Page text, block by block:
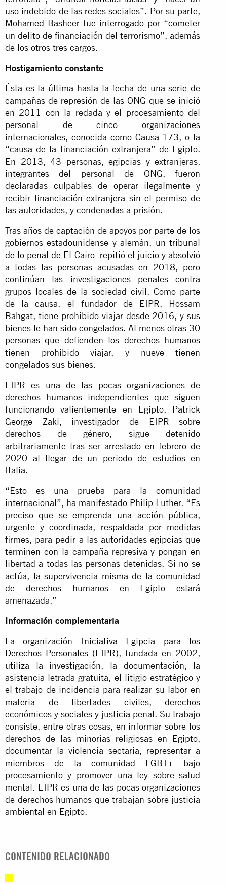
uso indebido de las redes sociales”. Por su parte,
Mohamed Basheer fue interrogado por “cometer
un delito de financiación del terrorismo”, además
de los otros tres cargos.
Hostigamiento constante
Ésta es la última hasta la fecha de una serie de
campañas de represión de las ONG que se inició
en 2011 con la redada y el procesamiento del
personal de cinco organizaciones
internacionales, conocida como Causa 173, o la
“causa de la financiación extranjera” de Egipto.
En 2013, 43 personas, egipcias y extranjeras,
integrantes del personal de ONG, fueron
declaradas culpables de operar ilegalmente y
recibir financiación extranjera sin el permiso de
las autoridades, y condenadas a prisión.
Tras años de captación de apoyos por parte de los
gobiernos estadounidense y alemán, un tribunal
de lo penal de El Cairo repitió el juicio y absolvió
a todas las personas acusadas en 2018, pero
continúan las investigaciones penales contra
grupos locales de la sociedad civil. Como parte
de la causa, el fundador de EIPR, Hossam
Bahgat, tiene prohibido viajar desde 2016, y sus
bienes le han sido congelados. Al menos otras 30
personas que defienden los derechos humanos
tienen prohibido viajar, y nueve tienen
congelados sus bienes.
EIPR es una de las pocas organizaciones de
derechos humanos independientes que siguen
funcionando valientemente en Egipto. Patrick
George Zaki, investigador de EIPR sobre
derechos de género, sigue detenido
arbitrariamente tras ser arrestado en febrero de
2020 al llegar de un periodo de estudios en
Italia.
“Esto es una prueba para la comunidad
internacional”, ha manifestado Philip Luther. “Es
preciso que se emprenda una acción pública,
urgente y coordinada, respaldada por medidas
firmes, para pedir a las autoridades egipcias que
terminen con la campaña represiva y pongan en
libertad a todas las personas detenidas. Si no se
actúa, la supervivencia misma de la comunidad
de derechos humanos en Egipto estará
amenazada.”
Información complementaria
La organización
Iniciativa Egipcia para los
Derechos Personales (EIPR), fundada en 2002,
utiliza la investigación, la documentación, la
asistencia letrada gratuita, el litigio estratégico y
el trabajo de incidencia para realizar su labor en
materia de libertades civiles, derechos
económicos y sociales y justicia penal. Su trabajo
consiste, entre otras cosas, en informar sobre los
derechos de las minorías religiosas en Egipto,
documentar la violencia sectaria, representar a
miembros de la comunidad LGBT+ bajo
procesamiento y promover una ley sobre salud
mental. EIPR es una de las pocas organizaciones
de derechos humanos que trabajan sobre justicia
ambiental en Egipto.
CONTENIDO RELACIONADO